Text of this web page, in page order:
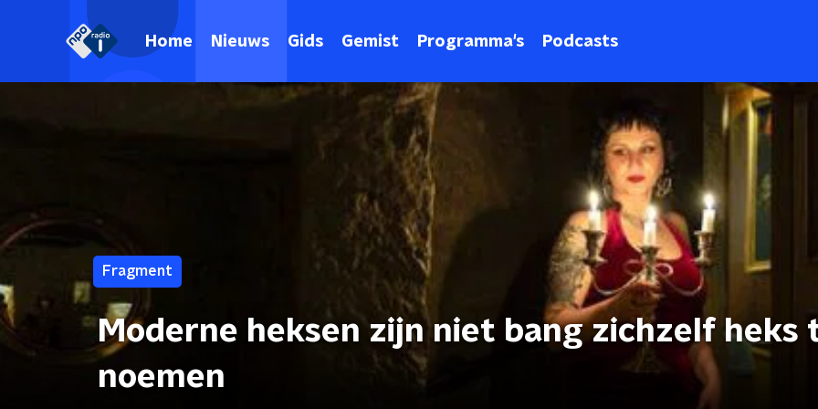
Home Nieuws Gids Gemist Programma's Podcasts
Fragment
Moderne heksen zijn niet bang zichzelf heks
noemen